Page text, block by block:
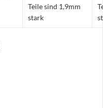
Teile sind 1,9mm
stark